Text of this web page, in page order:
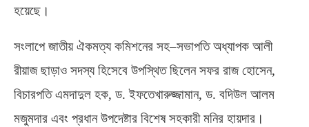
হয়েছে।
সংলাপে জাতীয় ঐকমত্য কমিশনের সহ–সভাপতি অধ্যাপক আলী
রীয়াজ ছাড়াও সদস্য হিসেবে উপস্থিত ছিলেন সফর রাজ হোসেন,
বিচারপতি এমদাদুল হক, ড.ইফতেখারুজ্জামান, ড. বদিউল আলম
মজুমদার এবং প্রধান উপদেষ্টার বিশেষ সহকারী মনির হায়দার।